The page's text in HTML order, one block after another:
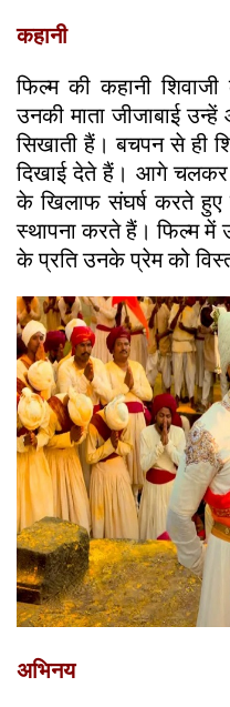
कहानी
फिल्म की कहानी
उनकी माता जीजाबाई
सिखाती हैं। बचपन से ही
दिखाई देते हैं। आगे चलकर
के खिलाफ संघर्ष करते हुए
स्थापना करते हैं। फिल्म में
के प्रति उनके प्रेम को
अभिनय